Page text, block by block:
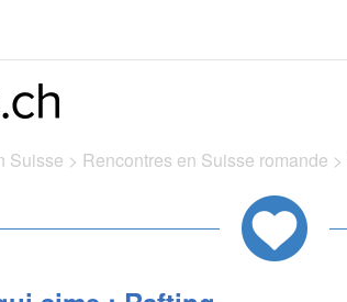
Suisse > Rencontres en Suisse romande >